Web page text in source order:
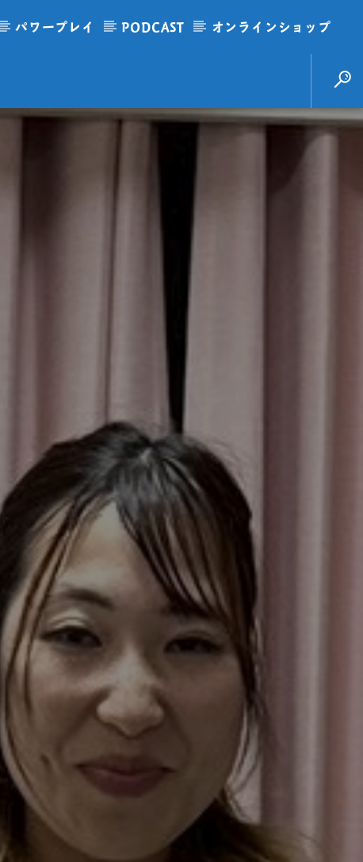
パワープレイ PODCAST オンラインショップ